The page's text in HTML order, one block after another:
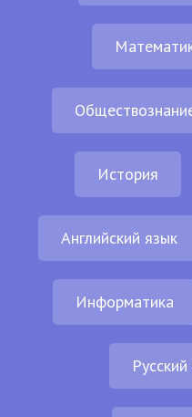
История
Английский язык
Информатика